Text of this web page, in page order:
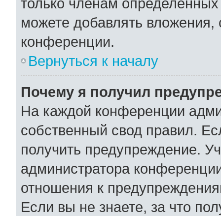
можете добавлять
конференции.
Вернуться к началу
Почему я получил
На каждой конференции
собственный свод правил.
получить предупреждение.
администратора
отношения к
Если вы не знаете, за что